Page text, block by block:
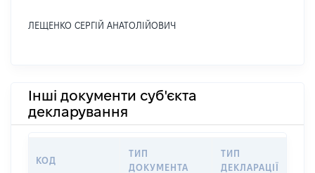
ЛЕЩЕНКО СЕРГІЙ АНАТОЛІЙОВИЧ
Інші документи суб'єкта
декларування
КОД
ТИП
ДОКУМЕНТА
ТИП
ДЕКЛАРАЦІЇ